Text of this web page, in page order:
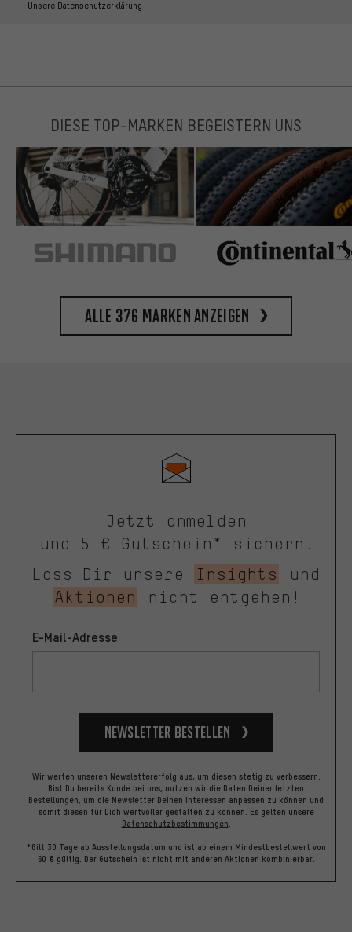
Unsere Datenschutzerklärung
DIESE TOP-MARKEN BEGEISTERN UNS
Alle 376 Marken anzeigen
Jetzt anmelden
und 5 € Gutschein* sichern.
Lass Dir unsere
Insights
und
Aktionen
nicht entgehen!
E-Mail-Adresse
Newsletter bestellen
Wir werten unseren Newslettererfolg aus, um diesen stetig zu verbessern.
Bist Du bereits Kunde bei uns, nutzen wir die Daten Deiner letzten
Bestellungen, um die Newsletter Deinen Interessen anpassen zu können und
somit diesen für Dich wertvoller gestalten zu können. Es gelten unsere
Datenschutzbestimmungen
*Gilt 30 Tage ab Ausstellungsdatum und ist ab einem Mindestbestellwert von
60 € gültig. Der Gutschein ist nicht mit anderen Aktionen kombinierbar.